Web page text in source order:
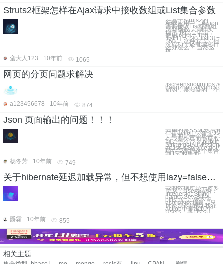
Struts2框架怎样在Ajax请求中接收数组或List集合参数
在基于Struts2的
Ajax应用中，Action
需要接收List或数组
类型参数，怎样实
现？ 我已尝试过，
使用list[0] = 100
,list[1] = 120 ,list[3] =
150 ... 这种方式，但
没成功，还有其它什
么办法么？ 当然这
玩
蛮大人123
10年前 1065
网页的分页问题求解决
![screenshot](https://
如图，是我做的一个
a123456678
10年前 874
Json 页面输出的问题！！！
我用的是SSM 然后我
在在action 中有个
，里面是一个集合，
在我要在页面能获取
到，怎么写？ public
String
现在我要把这个集合
到JSON里面
杨冬芳
10年前 749
关于hibernate延迟加载异常，但不想使用lazy=false问题
我的数据库是一对多
关系，Users结构：
Integer id; String
name; Set<Bill>
bills; (注：先不管
users的数据量，只
讨论延迟加载) 我在
action中查出10个
Users，将List<U
爵霸
10年前 855
相关主题